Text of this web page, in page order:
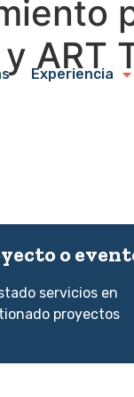
Experiencia
ART
o
servicios en
proyectos